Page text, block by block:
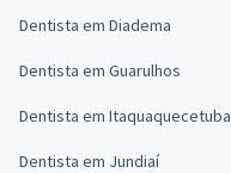
Dentista em Diadema
Dentista em Guarulhos
Dentista em Itaquaquecetuba
Dentista em Jundiaí